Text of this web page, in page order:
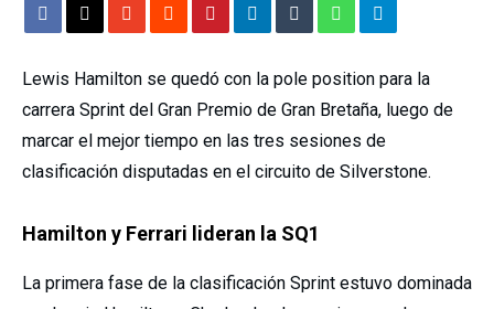
Lewis Hamilton se quedó con la pole position para la
carrera Sprint del Gran Premio de Gran Bretaña, luego de
marcar el mejor tiempo en las tres sesiones de
clasificación disputadas en el circuito de Silverstone.
Hamilton y Ferrari lideran la SQ1
La primera fase de la clasificación Sprint estuvo dominada